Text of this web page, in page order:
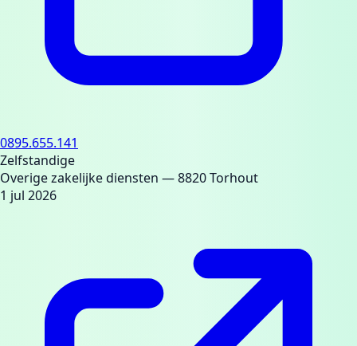
0895.655.141
Zelfstandige
Overige zakelijke diensten — 8820 Torhout
1 jul 2026